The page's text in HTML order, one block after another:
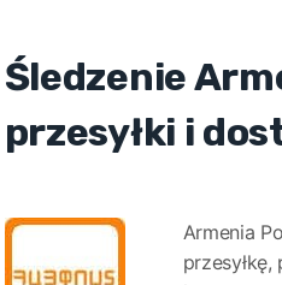
Śledzenie
przesyłki i
Armenia